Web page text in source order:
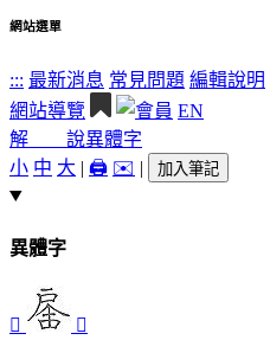
網站選單
::: 最新消息 常見問題 編輯說明
網站導覽
EN
解 說異體字
小 中 大 | 🖨️ ✉️ | 加入筆記
異體字
𢩅 𨑅